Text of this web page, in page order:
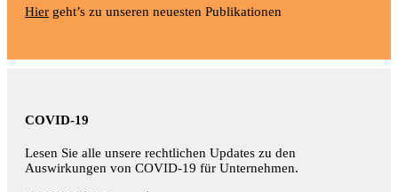
Hier geht’s zu unseren neuesten Publikationen
COVID-19
Lesen Sie alle unsere rechtlichen Updates zu den
Auswirkungen von COVID-19 für Unternehmen.